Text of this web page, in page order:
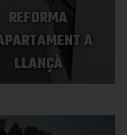
REFORMA
A
LLANÇÀ